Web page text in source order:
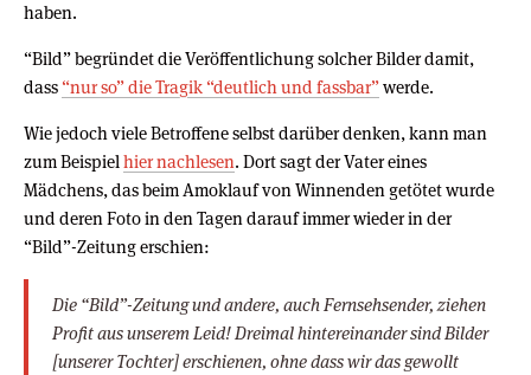
haben.
“Bild” begründet die Veröffentlichung solcher Bilder damit,
dass “nur so” die Tragik “deutlich und fassbar”werde.
Wie jedoch viele Betroffene selbst darüber denken, kann man
zum Beispielhier nachlesen. Dort sagt der Vater eines
Mädchens, das beim Amoklauf von Winnenden getötet wurde
und deren Foto in den Tagen darauf immer wieder in der
“Bild”-Zeitung erschien:
Die “Bild”-Zeitung und andere, auch Fernsehsender, ziehen
Profit aus unserem Leid! Dreimal hintereinander sind Bilder
[unserer Tochter] erschienen, ohne dass wir das gewollt